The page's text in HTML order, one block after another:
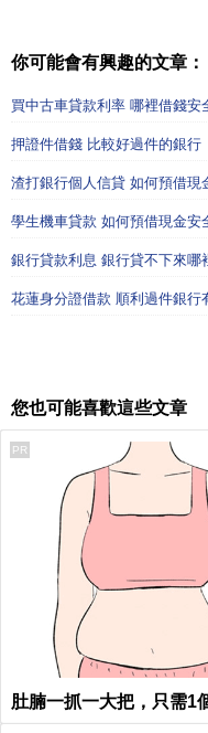
你可能會有興趣的文章：
買中古車貸款利率 哪裡借錢安
押證件借錢 比較好過件的銀行
渣打銀行個人信貸 如何預借現
學生機車貸款 如何預借現金安
銀行貸款利息 銀行貸不下來哪
花蓮身分證借款 順利過件銀行
您也可能喜歡這些文章
肚腩一抓一大把，只需1
PR